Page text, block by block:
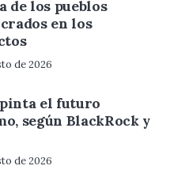
de los pueblos
en los
de 2026
el futuro
según BlackRock y
de 2026